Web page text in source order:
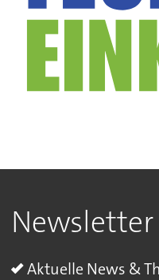
Newsletter
Aktuelle News &